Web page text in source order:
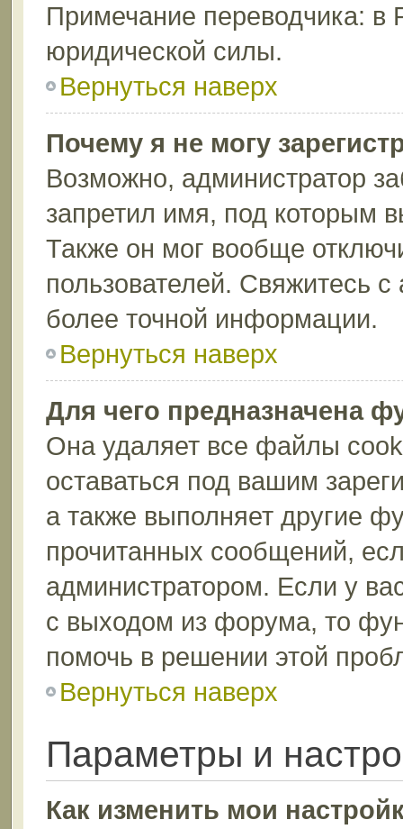
Примечание переводчика: в
юридической силы.
Вернуться наверх
Почему я не могу
Возможно, администратор
запретил имя, под которым
Также он мог вообще
пользователей. Свяжитесь
более точной информации.
Вернуться наверх
Для чего предназначена
Она удаляет все файлы
оставаться под вашим
а также выполняет другие
прочитанных сообщений,
администратором. Если у
с выходом из форума, то
помочь в решении этой
Вернуться наверх
Параметры и
Как изменить мои